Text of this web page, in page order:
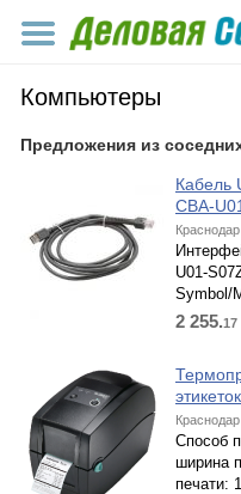
Компьютеры
Предложения из
Кабель
CBA-
Краснодар
U01-
Symbol/
2 255.17
Краснодар
Способ
ширина
печати: